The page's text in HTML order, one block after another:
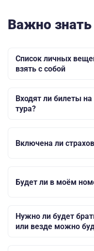
Важно знать
Список личных
взять с собой
Входят ли билеты
тура?
Включена ли
Будет ли в моём
Нужно ли будет
или везде можно